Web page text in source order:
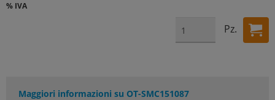
% IVA
Pz.
Maggiori informazioni su OT-SMC151087